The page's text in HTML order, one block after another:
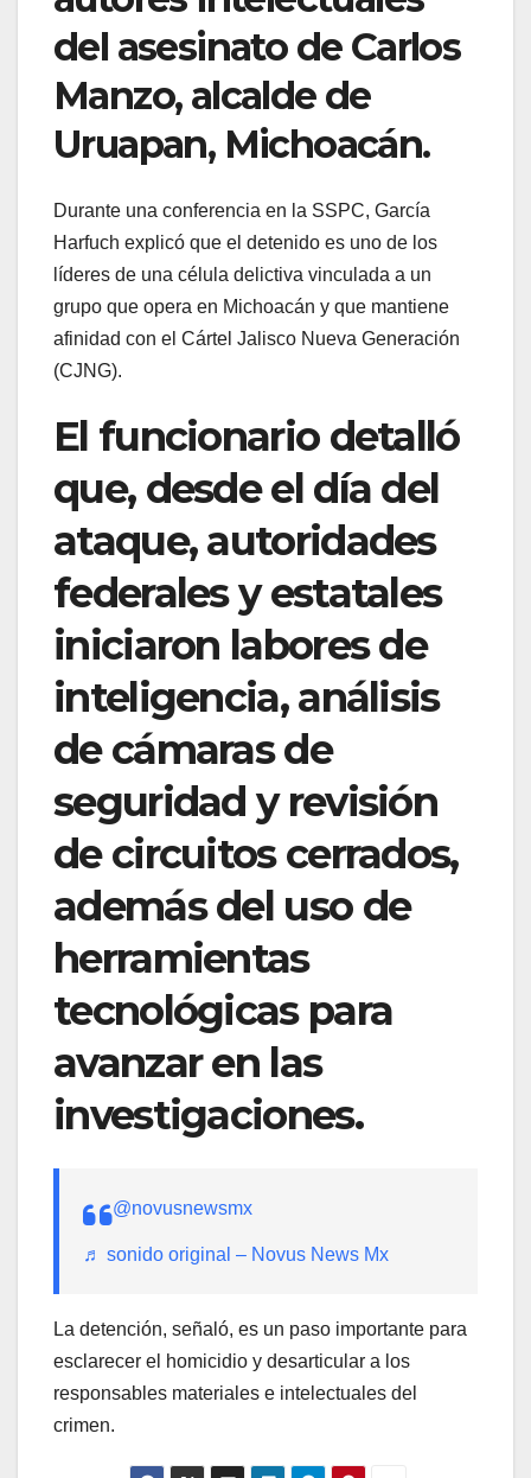
del asesinato de Carlos
Manzo, alcalde de
Uruapan, Michoacán.
Durante una conferencia en la SSPC, García
Harfuch explicó que el detenido es uno de los
líderes de una célula delictiva vinculada a un
grupo que opera en Michoacán y que mantiene
afinidad con el Cártel Jalisco Nueva Generación
(CJNG).
El funcionario detalló
que, desde el día del
ataque, autoridades
federales y estatales
iniciaron labores de
inteligencia, análisis
de cámaras de
seguridad y revisión
de circuitos cerrados,
además del uso de
herramientas
tecnológicas para
avanzar en las
investigaciones.
@novusnewsmx
♬ sonido original – Novus News Mx
La detención, señaló, es un paso importante para
esclarecer el homicidio y desarticular a los
responsables materiales e intelectuales del
crimen.